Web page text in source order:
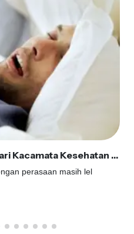
Mengenal Sleep Apnea dari Kacamata Kesehatan Gigi
perasaan masih lel